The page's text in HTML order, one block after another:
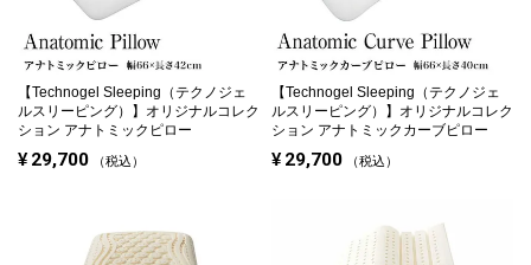
【Technogel Sleeping（テクノジェ
ルスリーピング）】オリジナルコレク
ション アナトミックピロー
¥ 29,700 税込
【Technogel Sleeping（テクノジェ
ルスリーピング）】オリジナルコレク
ション アナトミックカーブピロー
¥ 29,700 税込